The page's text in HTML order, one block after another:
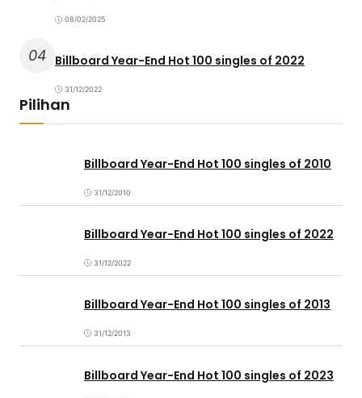
08/02/2025
04 Billboard Year-End Hot 100 singles of 2022
31/12/2022
Pilihan
Billboard Year-End Hot 100 singles of 2010
31/12/2010
Billboard Year-End Hot 100 singles of 2022
31/12/2022
Billboard Year-End Hot 100 singles of 2013
31/12/2013
Billboard Year-End Hot 100 singles of 2023